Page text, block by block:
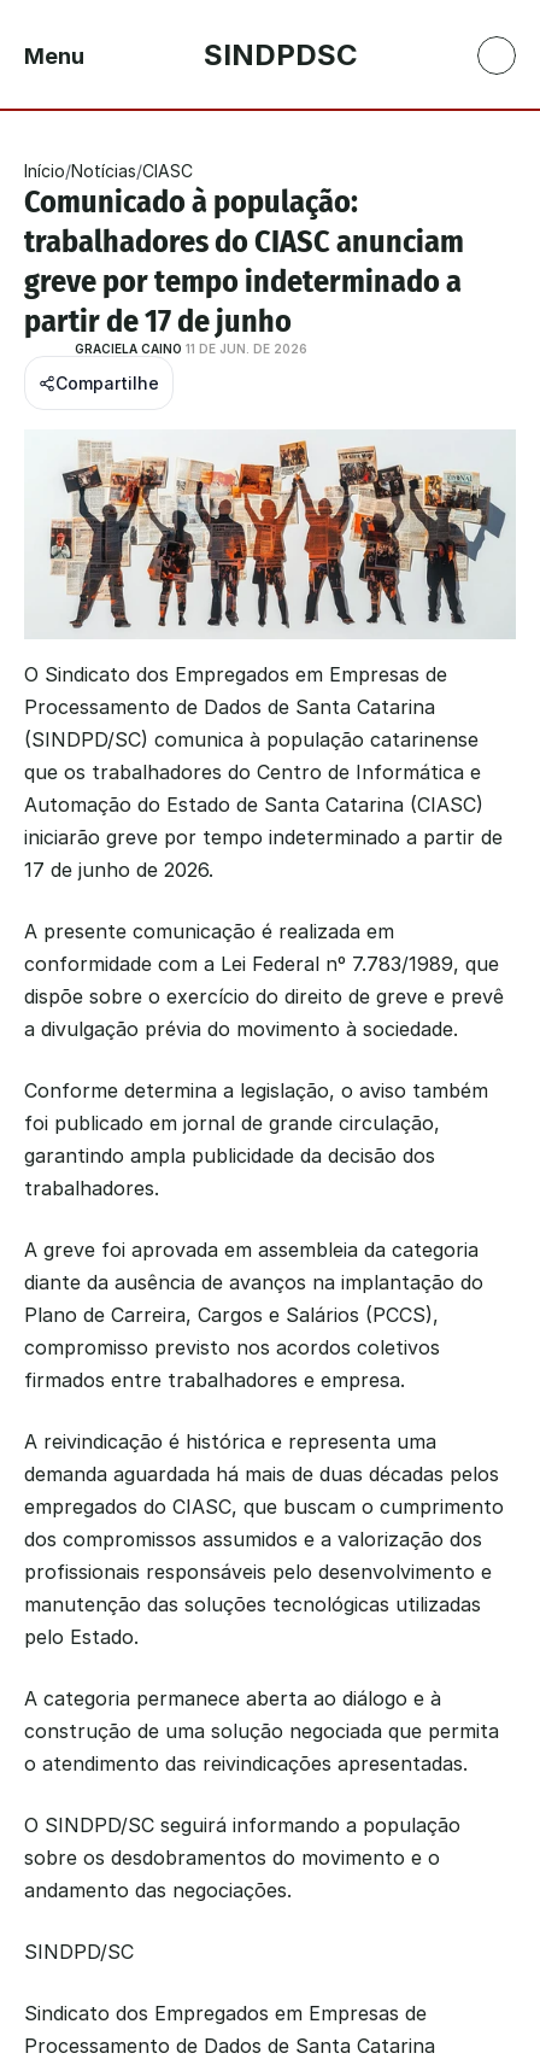
Menu SINDPDSC
Início/Notícias/CIASC
Comunicado à população:
trabalhadores do CIASC anunciam
greve por tempo indeterminado a
partir de 17 de junho
GRACIELA CAINO 11 DE JUN. DE 2026
Compartilhe
O Sindicato dos Empregados em Empresas de
Processamento de Dados de Santa Catarina
(SINDPD/SC) comunica à população catarinense
que os trabalhadores do Centro de Informática e
Automação do Estado de Santa Catarina (CIASC)
iniciarão greve por tempo indeterminado a partir de
17 de junho de 2026.
A presente comunicação é realizada em
conformidade com a Lei Federal nº 7.783/1989, que
dispõe sobre o exercício do direito de greve e prevê
a divulgação prévia do movimento à sociedade.
Conforme determina a legislação, o aviso também
foi publicado em jornal de grande circulação,
garantindo ampla publicidade da decisão dos
trabalhadores.
A greve foi aprovada em assembleia da categoria
diante da ausência de avanços na implantação do
Plano de Carreira, Cargos e Salários (PCCS),
compromisso previsto nos acordos coletivos
firmados entre trabalhadores e empresa.
A reivindicação é histórica e representa uma
demanda aguardada há mais de duas décadas pelos
empregados do CIASC, que buscam o cumprimento
dos compromissos assumidos e a valorização dos
profissionais responsáveis pelo desenvolvimento e
manutenção das soluções tecnológicas utilizadas
pelo Estado.
A categoria permanece aberta ao diálogo e à
construção de uma solução negociada que permita
o atendimento das reivindicações apresentadas.
O SINDPD/SC seguirá informando a população
sobre os desdobramentos do movimento e o
andamento das negociações.
SINDPD/SC
Sindicato dos Empregados em Empresas de
Processamento de Dados de Santa Catarina